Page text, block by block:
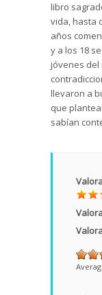
libro
vida, hasta
años
y a los 18
jóvenes del
llevaron a
que
sabían